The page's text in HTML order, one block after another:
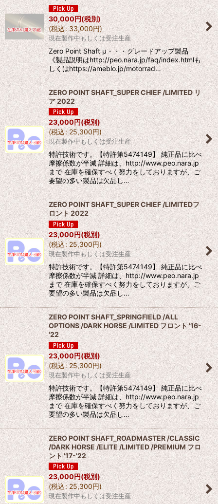
30,000円(税別)
(税込: 33,000円)
現在製作中もしくは受注生産
Zero Point Shaft μ・・・グレードアップ製品
《製品説明はhttp://peo.nara.jp/faq/index.htmlも
しくはhttps://ameblo.jp/motorrad…
ZERO POINT SHAFT_SUPER CHIEF /LIMITED リ
ア 2022
23,000円(税別)
(税込: 25,300円)
現在製作中もしくは受注生産
特許技術です。【特許第5474149】 純正品に比べ
摩擦係数が半減 詳細は、http://www.peo.nara.jp
まで 在庫を確保すべく努力をしておりますが、ご
要望の多い製品は欠品し…
ZERO POINT SHAFT_SUPER CHIEF /LIMITEDフ
ロント 2022
23,000円(税別)
(税込: 25,300円)
現在製作中もしくは受注生産
特許技術です。【特許第5474149】 純正品に比べ
摩擦係数が半減 詳細は、http://www.peo.nara.jp
まで 在庫を確保すべく努力をしておりますが、ご
要望の多い製品は欠品し…
ZERO POINT SHAFT_SPRINGFIELD /ALL
OPTIONS /DARK HORSE /LIMITED フロント '16-
'22
23,000円(税別)
(税込: 25,300円)
現在製作中もしくは受注生産
特許技術です。【特許第5474149】 純正品に比べ
摩擦係数が半減 詳細は、http://www.peo.nara.jp
まで 在庫を確保すべく努力をしておりますが、ご
要望の多い製品は欠品し…
ZERO POINT SHAFT_ROADMASTER /CLASSIC
/DARK HORSE /ELITE /LIMITED /PREMIUM フロ
ント '17-'22
23,000円(税別)
(税込: 25,300円)
現在製作中もしくは受注生産